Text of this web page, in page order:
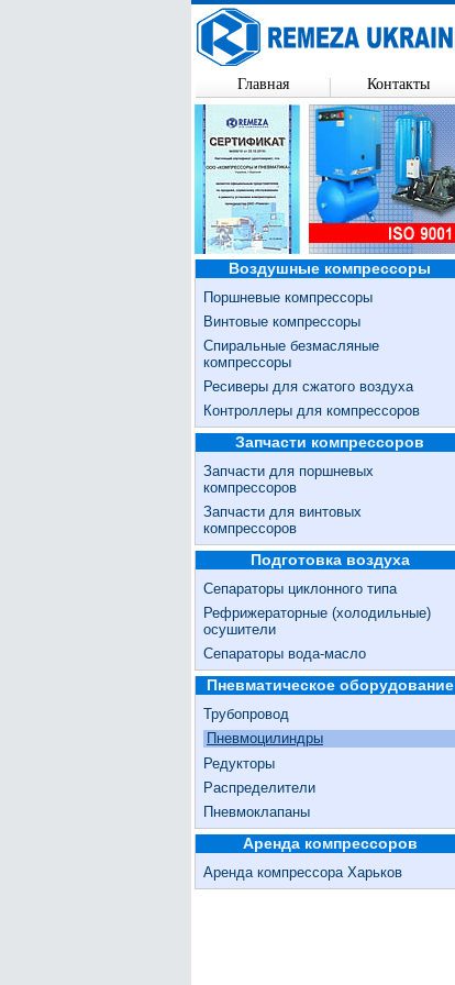
Воздушные компрессоры
Поршневые компрессоры
Винтовые компрессоры
Спиральные безмасляные
компрессоры
Ресиверы для сжатого воздуха
Контроллеры для компрессоров
Запчасти компрессоров
Запчасти для поршневых
компрессоров
Запчасти для винтовых
компрессоров
Подготовка воздуха
Сепараторы циклонного типа
Рефрижераторные (холодильные)
осушители
Сепараторы вода-масло
Пневматическое оборудование
Трубопровод
Пневмоцилиндры
Редукторы
Распределители
Пневмоклапаны
Аренда компрессоров
Аренда компрессора Харьков
Главная Контакты